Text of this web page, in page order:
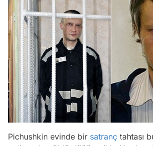
Pichushkin evinde bir satranç tahtası